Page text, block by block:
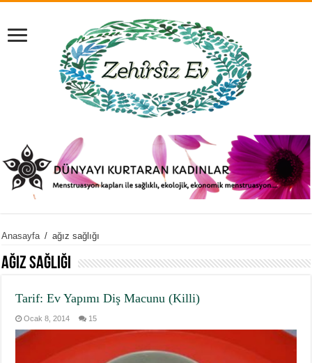
Anasayfa / ağız sağlığı
ağız sağlığı
Tarif: Ev Yapımı Diş Macunu (Killi)
Ocak 8, 2014 15